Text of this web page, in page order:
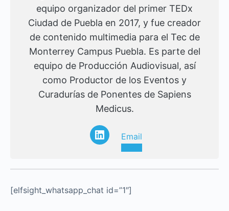
equipo organizador del primer TEDx
Ciudad de Puebla en 2017, y fue creador
de contenido multimedia para el Tec de
Monterrey Campus Puebla. Es parte del
equipo de Producción Audiovisual, así
como Productor de los Eventos y
Curadurías de Ponentes de Sapiens
Medicus.
Email
[elfsight_whatsapp_chat id=”1″]